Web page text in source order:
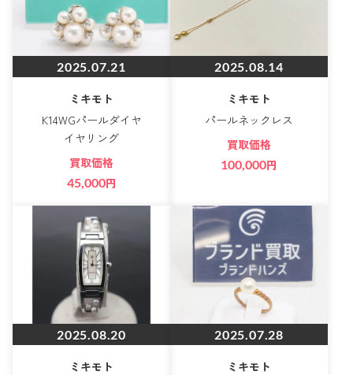
2025.07.21
ミキモト
K14WGパールダイヤ
イヤリング
買取価格
45,000円
2025.08.14
ミキモト
パールネックレス
買取価格
100,000円
2025.08.20
ミキモト
2025.07.28
ミキモト